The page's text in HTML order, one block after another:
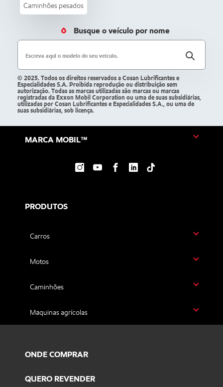
Caminhões pesados
Busque o veículo por nome
Escreva aqui o modelo do seu veículo.
© 2025. Todos os direitos reservados a Cosan Lubrificantes e
Especialidades S.A. Proibida reprodução ou distribuição sem
autorização. Todas as marcas utilizadas são marcas ou marcas
registradas da Exxon Mobil Corporation ou uma de suas subsidiárias,
utilizadas por Cosan Lubrificantes e Especialidades S.A., ou uma de
suas subsidiárias, sob licença.
PRODUTOS
Carros
Motos
Caminhões
Máquinas agrícolas
MARCA MOBIL™
ONDE COMPRAR
QUERO REVENDER